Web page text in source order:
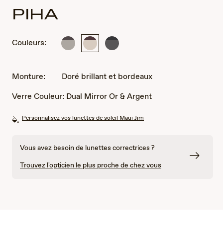
PIHA
Couleurs:
Argenté
marron
Doré
bordeaux
Gris
et
Monture:
Doré brillant et bordeaux
Verre Couleur: Dual Mirror Or & Argent
Personnalisez vos lunettes de soleil Maui Jim
Vous avez besoin de lunettes correctrices ?
Trouvez l'opticien le plus proche de chez vous